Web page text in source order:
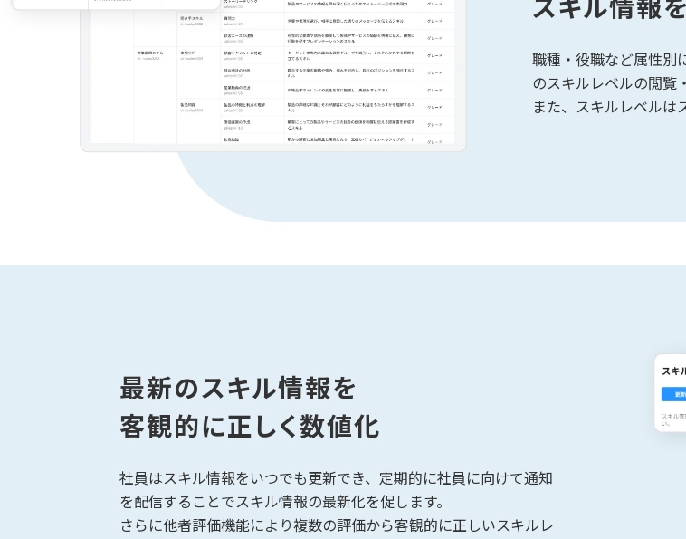
スキル情報
職種・役職など属性別
のスキルレベルの閲覧
また、スキルレベルは
最新のスキル情報を
客観的に正しく数値化
社員はスキル情報をいつでも更新でき、定期的に社員に向けて通知
を配信することでスキル情報の最新化を促します。
さらに他者評価機能により複数の評価から客観的に正しいスキルレ